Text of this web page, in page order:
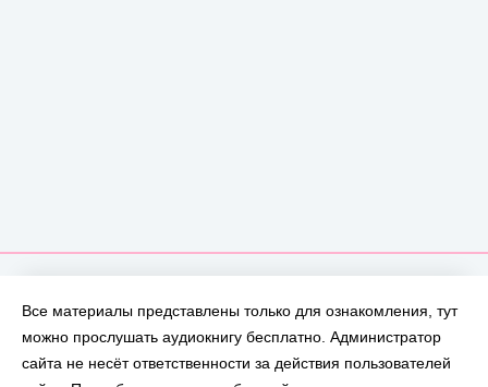
Все материалы представлены только для ознакомления, тут
можно прослушать аудиокнигу бесплатно. Администратор
сайта не несёт ответственности за действия пользователей